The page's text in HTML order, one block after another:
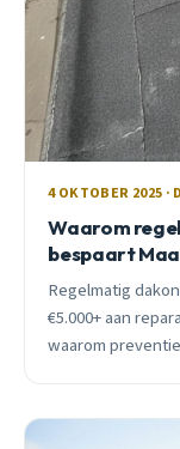
4 OKTOBER 2025 ·
Waarom
bespaart
Regelmatig
€5.000+ aan
waarom